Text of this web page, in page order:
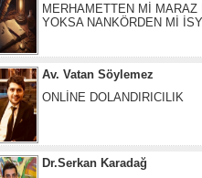
ONLİNE DOLANDIRICILIK
Dr.Serkan Karadağ
VERGİDE DİJİTAL DÖNÜŞÜM
Güler Başkaya